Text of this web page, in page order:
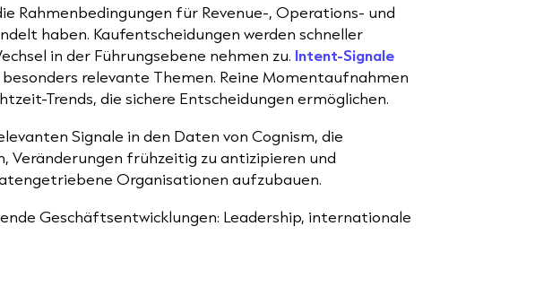
Rahmenbedingungen für Revenue-, Operations- und
haben. Kaufentscheidungen werden schneller
in der Führungsebene nehmen zu. Intent-Signale
relevante Themen. Reine Momentaufnahmen
Trends, die sichere Entscheidungen ermöglichen.
Signale in den Daten von Cognism, die
frühzeitig zu antizipieren und
Organisationen aufzubauen.
Geschäftsentwicklungen: Leadership, internationale